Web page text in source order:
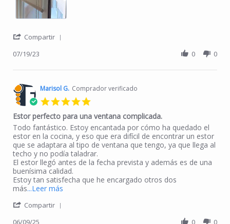
Compartir
07/19/23 0 0
Marisol G. Comprador verificado
Estor perfecto para una ventana complicada.
Review by Marisol G. on 9 Jun 2025
review stating Estor perfecto para una ventana complicada.
Todo fantástico. Estoy encantada por cómo ha quedado el
estor en la cocina, y eso que era difícil de encontrar un estor
que se adaptara al tipo de ventana que tengo, ya que llega al
techo y no podía taladrar.
El estor llegó antes de la fecha prevista y además es de una
buenísima calidad.
Estoy tan satisfecha que he encargado otros dos
más...Leer más
Compartir
06/09/25 0 0